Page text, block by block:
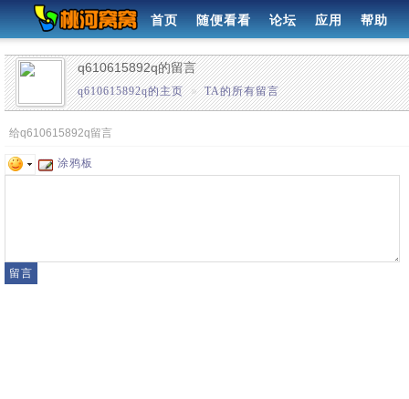
首页 随便看看 论坛 应用 帮助
q610615892q的留言
q610615892q的主页 » TA的所有留言
给q610615892q留言
涂鸦板